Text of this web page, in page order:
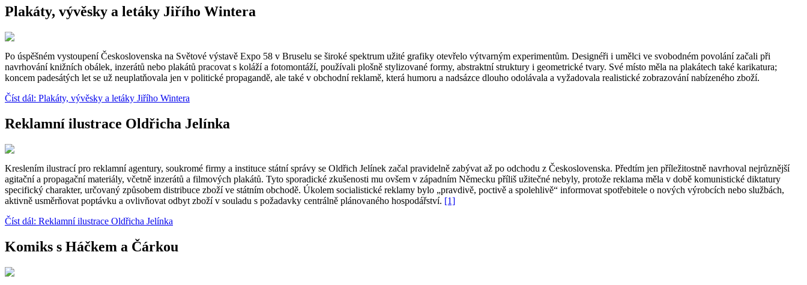
Plakáty, vývěsky a letáky Jiřího Wintera
Po úspěšném vystoupení Československa na Světové výstavě Expo 58 v Bruselu se široké spektrum užité grafiky otevřelo výtvarným experimentům. Designéři i umělci ve svobodném povolání začali při
navrhování knižních obálek, inzerátů nebo plakátů pracovat s koláží a fotomontáží, používali plošně stylizované formy, abstraktní struktury i geometrické tvary. Své místo měla na plakátech také karikatura;
koncem padesátých let se už neuplatňovala jen v politické propagandě, ale také v obchodní reklamě, která humoru a nadsázce dlouho odolávala a vyžadovala realistické zobrazování nabízeného zboží.
Číst dál: Plakáty, vývěsky a letáky Jiřího Wintera
Reklamní ilustrace Oldřicha Jelínka
Kreslením ilustrací pro reklamní agentury, soukromé firmy a instituce státní správy se Oldřich Jelínek začal pravidelně zabývat až po odchodu z Československa. Předtím jen příležitostně navrhoval nejrůznější
agitační a propagační materiály, včetně inzerátů a filmových plakátů. Tyto sporadické zkušenosti mu ovšem v západním Německu příliš užitečné nebyly, protože reklama měla v době komunistické diktatury
specifický charakter, určovaný způsobem distribuce zboží ve státním obchodě. Úkolem socialistické reklamy bylo „pravdivě, poctivě a spolehlivě“ informovat spotřebitele o nových výrobcích nebo službách,
aktivně usměrňovat poptávku a ovlivňovat odbyt zboží v souladu s požadavky centrálně plánovaného hospodářství. [1]
Číst dál: Reklamní ilustrace Oldřicha Jelínka
Komiks s Háčkem a Čárkou